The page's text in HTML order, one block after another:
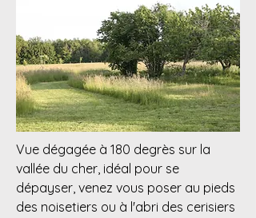
Vue dégagée à 180 degrès sur la
vallée du cher, idéal pour se
dépayser, venez vous poser au pieds
des noisetiers ou à l'abri des cerisiers